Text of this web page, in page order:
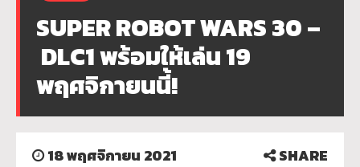
SUPER ROBOT WARS 30 –
DLC1 พร้อมให้เล่น 19
พฤศจิกายนนี้!
18 พฤศจิกายน 2021 SHARE